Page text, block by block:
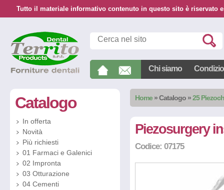
Tutto il materiale informativo contenuto in questo sito è riservato
Chi siamo
Home »Catalogo »25
Catalogo
In offerta
Novità
Più richiesti
01 Farmaci e Galenici
02 Impronta
03 Otturazione
04 Cementi
Piezosurgery
Codice: 07175